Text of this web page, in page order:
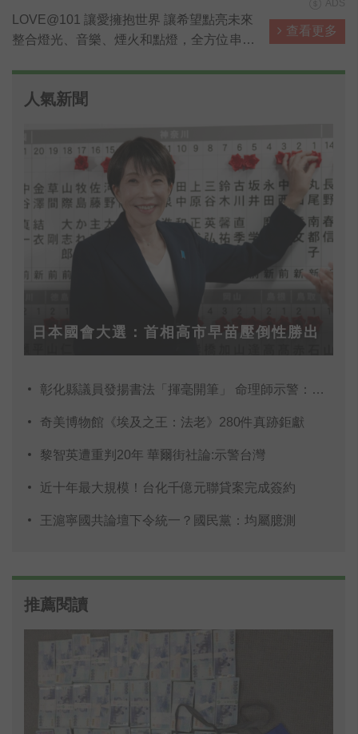
LOVE@101 讓愛擁抱世界 讓希望點亮未來
整合燈光、音樂、煙火和點燈，全方位串聯
查看更多
人氣新聞
日本國會大選：首相高市早苗壓倒性勝出
彰化縣議員發揚書法「揮毫開筆」 命理師示警：不
奇美博物館《埃及之王：法老》280件真跡鉅獻
黎智英遭重判20年 華爾街社論:示警台灣
近十年最大規模！台化千億元聯貸案完成簽約
王滬寧國共論壇下令統一？國民黨：均屬臆測
推薦閱讀